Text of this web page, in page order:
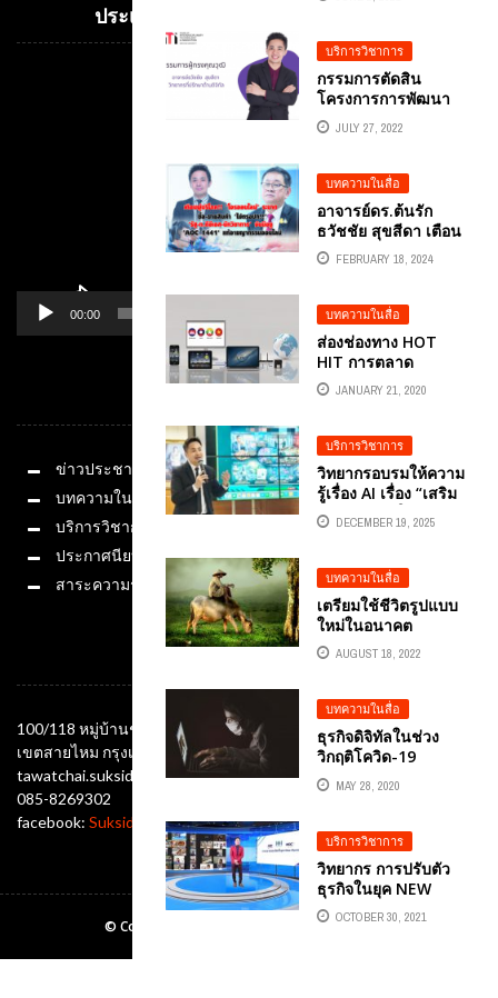
วิด-19
บริการวิชาการ
กรรมการตัดสิน
โครงการการพัฒนา
นวัตกรรม พ.ศ. 2565
อ.ดร.ต้นรัก ธวัชชัย
JULY 27, 2022
บทความในสื่อ
อาจารย์ดร.ต้นรัก
ธวัชชัย สุขสีดา เตือน
ภัย ระวังโจรออนไลน์”
ระบาด ซื้อ-ขายสินค้า
FEBRUARY 18, 2024
บทความในสื่อ
ส่องช่องทาง HOT
HIT การตลาด
ออนไลน์ ในกลุ่ม
CLMV
JANUARY 21, 2020
บริการวิชาการ
วิทยากรอบรมให้ความ
รู้เรื่อง AI เรื่อง “เสริม
เกราะดิจิทัลให้กองทัพ
ไทย เมื่อ
กลายเป็น “ผู้ช่วย
อัจฉริยะ” ในการ
ทำงาน โดย อ.ดร.ต้น
รัก ธวัชชัย สุขสีดาใน
ฐานะที่ปรึกษาและ
DECEMBER 19, 2025
บทความในสื่อ
เตรียมใช้ชีวิตรูปแบบ
ใหม่ในอนาคต
อ.ดร.ต้นรัก ธวัชชัย
สุขสีดา”
AUGUST 18, 2022
บทความในสื่อ
ธุรกิจดิจิทัลในช่วง
วิกฤติโควิด-19
MAY 28, 2020
บริการวิชาการ
วิทยากร การปรับตัว
ธุรกิจในยุค NEW
NORMAL อ.ดร.ต้นรัก
ธวัชชัย สุขสีดา กรม
OCTOBER 30, 2021
ประเทศ อ.ดร.ต้นรัก ธวัชชัย สุขสีดา
00:00 01:14
ข่าวประชาสัมพันธ์
บทความในสื่อ
บริการวิชาการ
ประกาศนียบัตร
สาระความรู้
100/118 หมู่บ้านชัยพฤกษ์ ซอยออเงิน แขวงออเงิน
เขตสายไหม กรุงเทพมหานคร 10220
tawatchai.suksida@gmail.com
085-8269302
facebook: Suksida Tonrak Tawatchai
© Copyright Ajtonrak All rights reserved.2019